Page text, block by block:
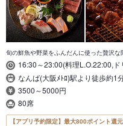
旬の鮮魚や野菜をふんだんに使った贅沢
16:30～23:00(料理L.O.22:00,ド
なんば(大阪ﾒﾄﾛ)駅より徒歩約1
3500～5000円
80席
【アプリ予約限定】最大800ポイント還